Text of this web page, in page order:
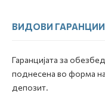
ВИДОВИ ГАРАНЦИИ
Гаранцијата за
поднесена во форма на
депозит.